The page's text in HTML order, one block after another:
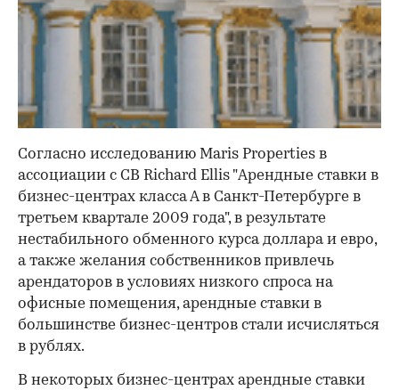
Согласно исследованию Maris Properties в
ассоциации с CB Richard Ellis "Арендные ставки в
бизнес-центрах класса А в Санкт-Петербурге в
третьем квартале 2009 года", в результате
нестабильного обменного курса доллара и евро,
а также желания собственников привлечь
арендаторов в условиях низкого спроса на
офисные помещения, арендные ставки в
большинстве бизнес-центров стали исчисляться
в рублях.
В некоторых бизнес-центрах арендные ставки